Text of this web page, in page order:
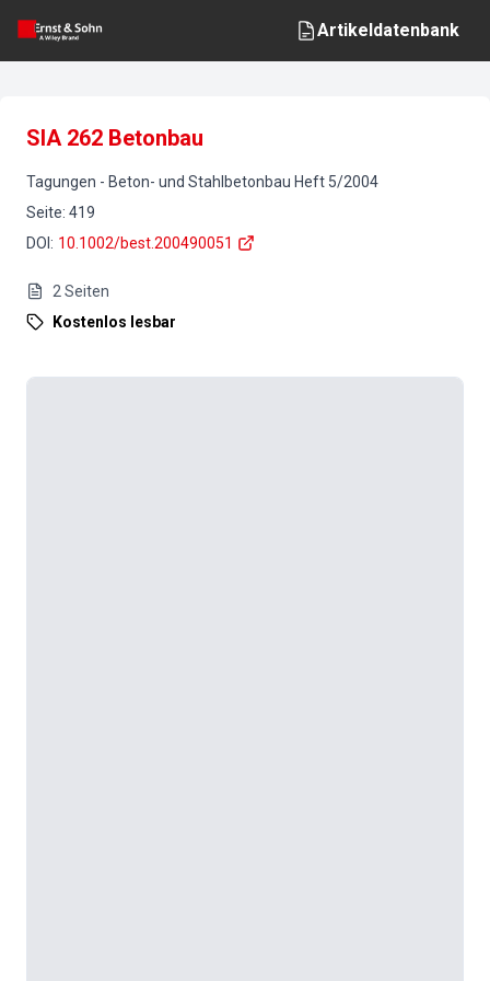
Artikeldatenbank
SIA 262 Betonbau
Tagungen - Beton- und Stahlbetonbau Heft 5/2004
Seite: 419
DOI : 10.1002/best.200490051
2 Seiten
Kostenlos lesbar